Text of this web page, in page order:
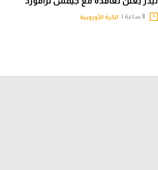
الكرة الأوروبية